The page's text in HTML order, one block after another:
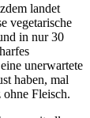
landet
vegetarische
in nur 30
unerwartete
haben, mal
ohne Fleisch.